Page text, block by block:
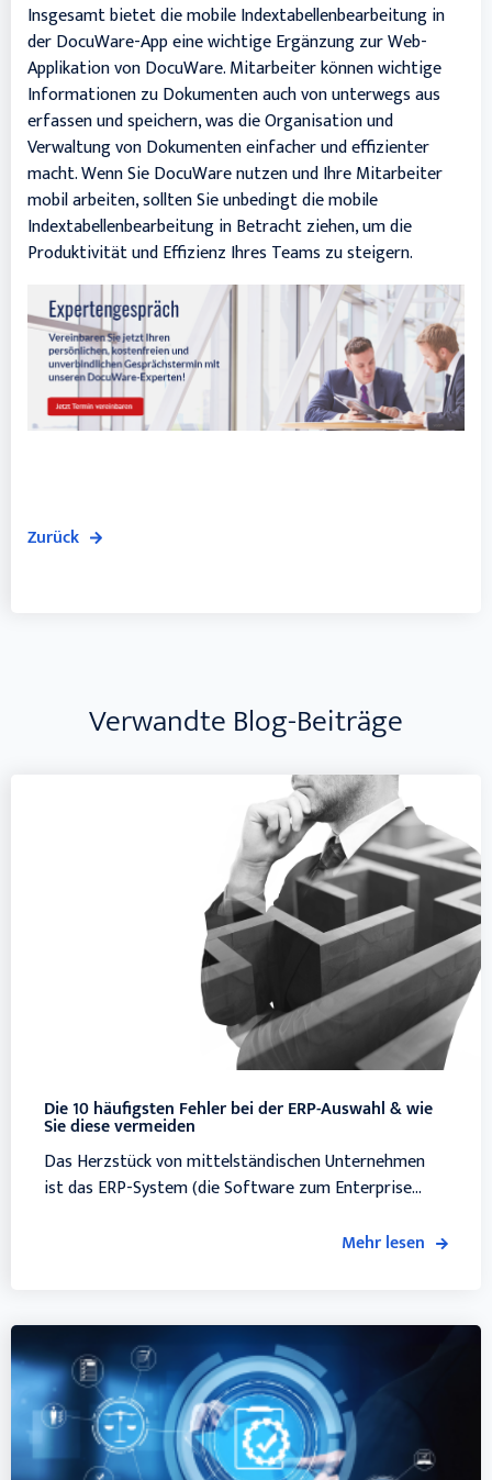
Insgesamt bietet die mobile Indextabellenbearbeitung in
der DocuWare-App eine wichtige Ergänzung zur Web-
Applikation von DocuWare. Mitarbeiter können wichtige
Informationen zu Dokumenten auch von unterwegs aus
erfassen und speichern, was die Organisation und
Verwaltung von Dokumenten einfacher und effizienter
macht. Wenn Sie DocuWare nutzen und Ihre Mitarbeiter
mobil arbeiten, sollten Sie unbedingt die mobile
Indextabellenbearbeitung in Betracht ziehen, um die
Produktivität und Effizienz Ihres Teams zu steigern.
Zurück
Verwandte Blog-Beiträge
Die 10 häufigsten Fehler bei der ERP-Auswahl & wie
Sie diese vermeiden
Das Herzstück von mittelständischen Unternehmen
ist das ERP-System (die Software zum Enterprise...
Mehr lesen